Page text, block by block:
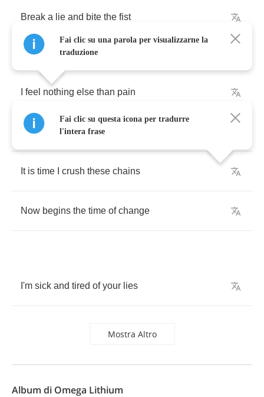
Break a lie and bite the fist
feel nothing else than pain
You did once, you'll
It is time crush these chains
Now begins the time of change
I'm sick and tired of your lies
Mostra Altro
Fai clic su una parola per visualizzarne la
traduzione
Fai clic su questa icona per tradurre
l'intera frase
Album di Omega Lithium